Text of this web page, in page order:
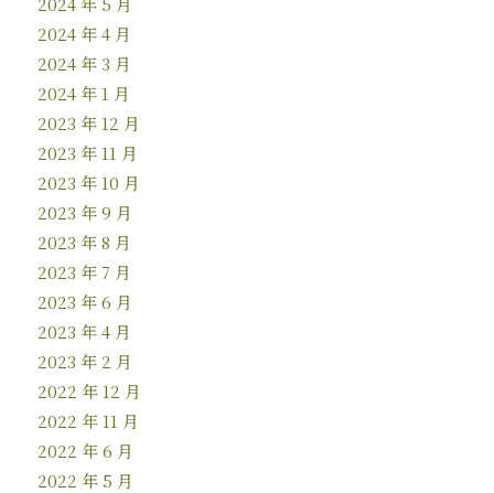
2024 年 4 月
2024 年 3 月
2024 年 1 月
2023 年 12 月
2023 年 11 月
2023 年 10 月
2023 年 9 月
2023 年 8 月
2023 年 7 月
2023 年 6 月
2023 年 4 月
2023 年 2 月
2022 年 12 月
2022 年 11 月
2022 年 6 月
2022 年 5 月